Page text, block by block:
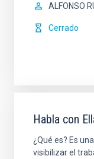
ALFONSO
Cerrado
Habla con
¿Qué es? Es
visibilizar el